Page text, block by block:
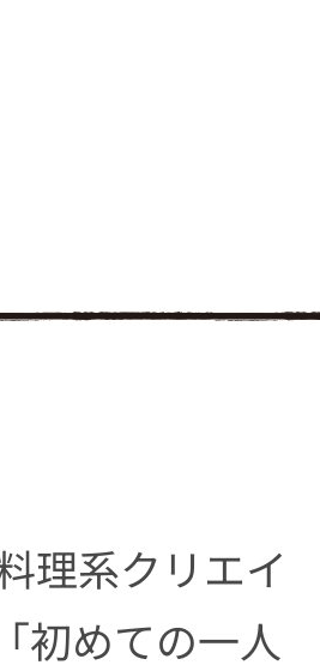
理系クリエイ
初めての一人